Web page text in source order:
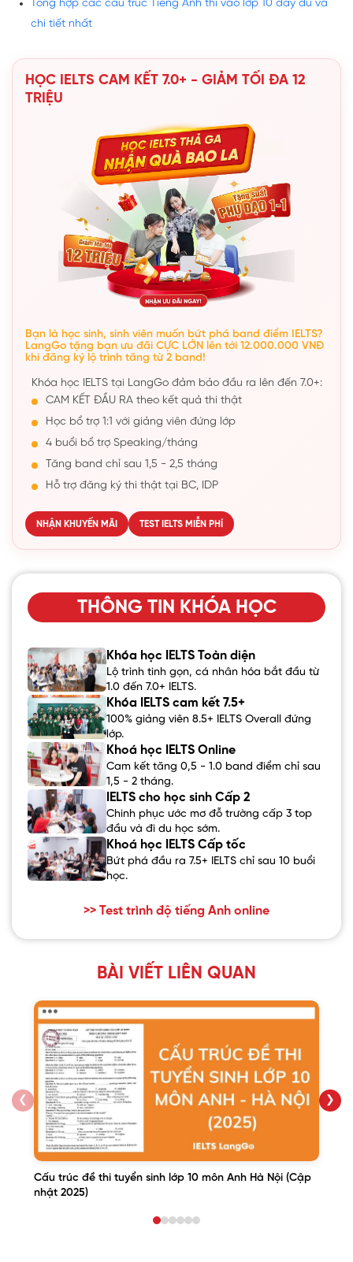
Tổng hợp các cấu trúc Tiếng Anh thi vào lớp 10 đầy đủ và
chi tiết nhất
HỌC IELTS CAM KẾT 7.0+ - GIẢM TỐI ĐA 12
TRIỆU
Bạn là học sinh, sinh viên muốn bứt phá band điểm IELTS?
LangGo tặng bạn ưu đãi CỰC LỚN lên tới 12.000.000 VNĐ
khi đăng ký lộ trình tăng từ 2 band!
Khóa học IELTS tại LangGo đảm bảo đầu ra lên đến 7.0+:
CAM KẾT ĐẦU RA theo kết quả thi thật
Học bổ trợ 1:1 với giảng viên đứng lớp
4 buổi bổ trợ Speaking/tháng
Tăng band chỉ sau 1,5 - 2,5 tháng
Hỗ trợ đăng ký thi thật tại BC, IDP
NHẬN KHUYẾN MÃI TEST IELTS MIỄN PHÍ
THÔNG TIN KHÓA HỌC
Khóa học IELTS Toàn diện
Lộ trình tinh gọn, cá nhân hóa bắt đầu từ
1.0 đến 7.0+ IELTS.
Khóa IELTS cam kết 7.5+
100% giảng viên 8.5+ IELTS Overall đứng
lớp.
Khoá học IELTS Online
Cam kết tăng 0,5 - 1.0 band điểm chỉ sau
1,5 - 2 tháng.
IELTS cho học sinh Cấp 2
Chinh phục ước mơ đỗ trường cấp 3 top
đầu và đi du học sớm.
Khoá học IELTS Cấp tốc
Bứt phá đầu ra 7.5+ IELTS chỉ sau 10 buổi
học.
>> Test trình độ tiếng Anh online
BÀI VIẾT LIÊN QUAN
❮
Cấu trúc đề thi tuyển sinh lớp 10 môn Anh Hà Nội (Cập
nhật 2025)
❯